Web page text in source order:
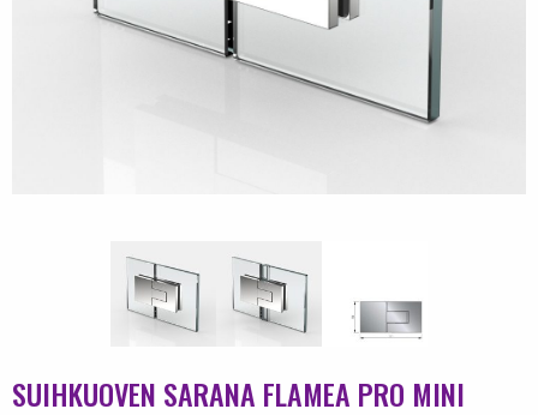
SUIHKUOVEN SARANA FLAMEA PRO MINI